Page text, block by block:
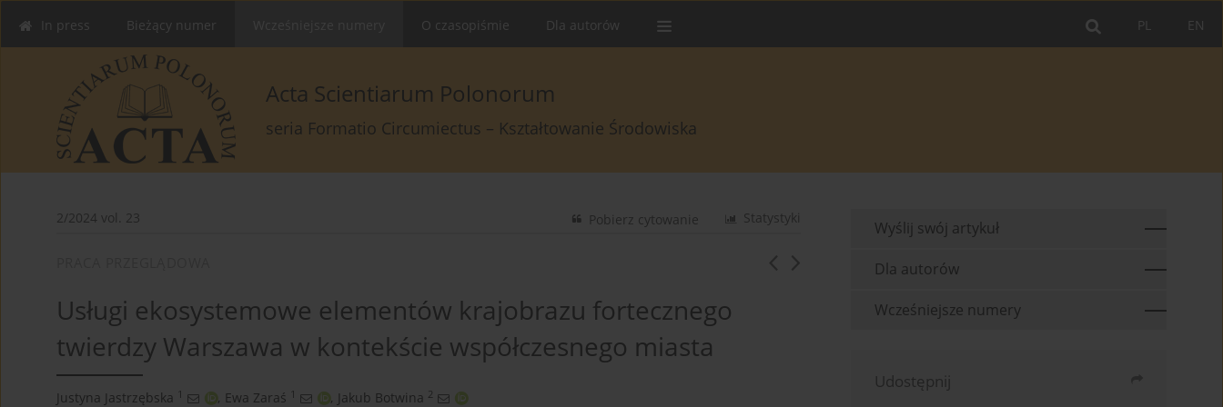
EN
PL
In press Bieżący numer O czasopiśmie Dla autorów
Acta Scientiarum Polonorum
seria Formatio Circumiectus – Kształtowanie Środowiska
2/2024 vol. 23 Statystyki
Pobierz cytowanie
Usługi ekosystemowe elementów krajobrazu fortecznego
twierdzy Warszawa w kontekście współczesnego miasta
Justyna Jastrzębska 1 , Ewa Zaraś 1 , Jakub Botwina 2
Wyślij swój artykuł
Dla autorów
Wcześniejsze numery
Udostępnij